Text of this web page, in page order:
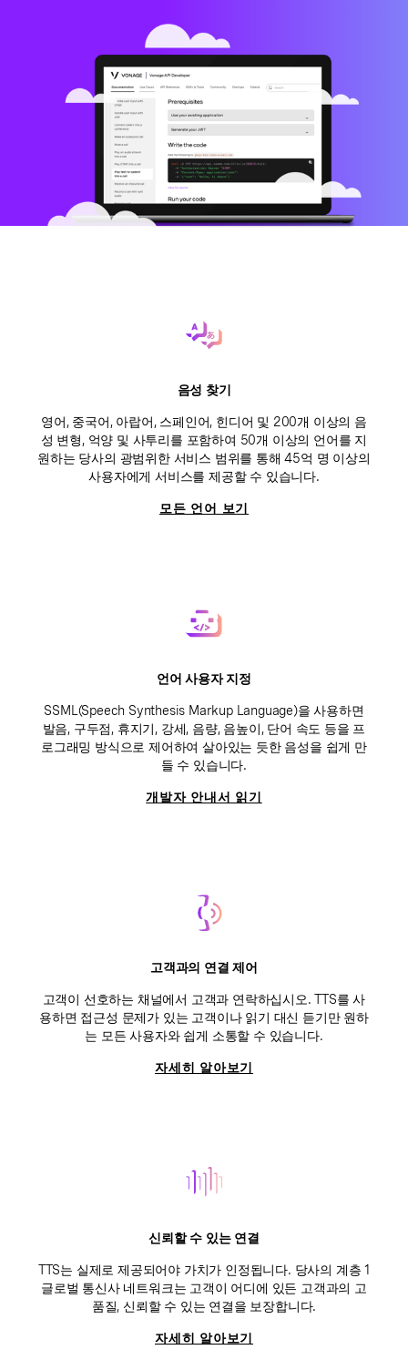
음성 찾기
영어, 중국어, 아랍어, 스페인어, 힌디어 및 200개 이상의 음
성 변형, 억양 및 사투리를 포함하여 50개 이상의 언어를 지
원하는 당사의 광범위한 서비스 범위를 통해 45억 명 이상의
사용자에게 서비스를 제공할 수 있습니다.
모든 언어 보기
언어 사용자 지정
SSML(Speech Synthesis Markup Language)을 사용하면
발음, 구두점, 휴지기, 강세, 음량, 음높이, 단어 속도 등을 프
로그래밍 방식으로 제어하여 살아있는 듯한 음성을 쉽게 만
들 수 있습니다.
개발자 안내서 읽기
고객과의 연결 제어
고객이 선호하는 채널에서 고객과 연락하십시오. TTS를 사
용하면 접근성 문제가 있는 고객이나 읽기 대신 듣기만 원하
는 모든 사용자와 쉽게 소통할 수 있습니다.
자세히 알아보기
신뢰할 수 있는 연결
TTS는 실제로 제공되어야 가치가 인정됩니다. 당사의 계층 1
글로벌 통신사 네트워크는 고객이 어디에 있든 고객과의 고
품질, 신뢰할 수 있는 연결을 보장합니다.
자세히 알아보기